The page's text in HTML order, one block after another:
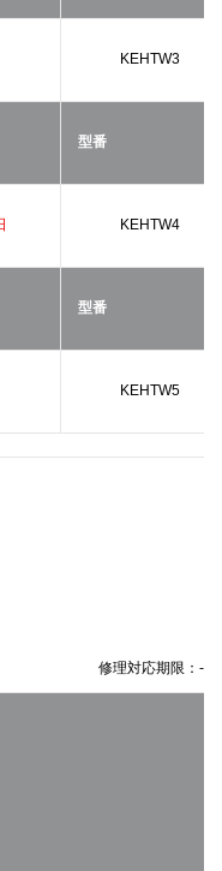
KEHTW3
型番
KEHTW4
型番
KEHTW5
修理対応期限： -